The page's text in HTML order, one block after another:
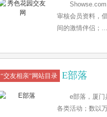
审核会员资料，
间的激情伴侣；...
“交友相亲”网站目录 E部落
e部落，厦门
各类活动；数以